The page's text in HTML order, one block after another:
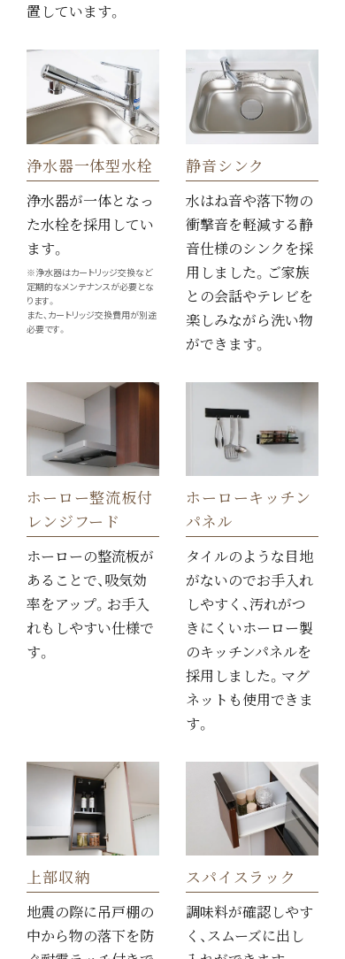
置しています。
浄水器一体型水栓
浄水器が一体となっ
た水栓を採用してい
ます。
※浄水器はカートリッジ交換など
定期的なメンテナンスが必要とな
ります。
また、カートリッジ交換費用が別途
必要です。
静音シンク
水はね音や落下物の
衝撃音を軽減する静
音仕様のシンクを採
用しました。ご家族
との会話やテレビを
楽しみながら洗い物
ができます。
ホーロー整流板付
レンジフード
ホーローの整流板が
あることで、吸気効
率をアップ。お手入
れもしやすい仕様で
す。
ホーローキッチン
パネル
タイルのような目地
がないのでお手入れ
しやすく、汚れがつ
きにくいホーロー製
のキッチンパネルを
採用しました。マグ
ネットも使用できま
す。
上部収納
地震の際に吊戸棚の
中から物の落下を防
スパイスラック
調味料が確認しやす
く、スムーズに出し